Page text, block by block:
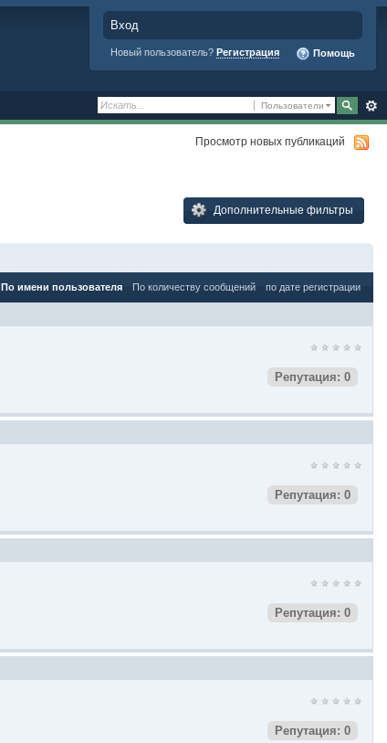
Вход
Новый пользователь? Регистрация Помощь
Пользователи
Просмотр новых публикаций
Дополнительные фильтры
По имени пользователя По количеству сообщений по дате регистрации
Репутация: 0
Репутация: 0
Репутация: 0
Репутация: 0